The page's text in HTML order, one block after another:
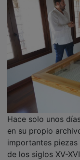
Hace solo unos
en su propio
importantes
de los siglos XV-